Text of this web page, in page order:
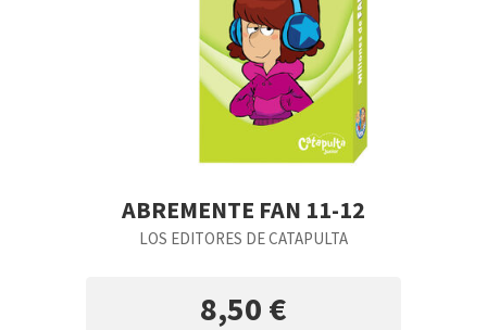
ABREMENTE FAN 11-12
LOS EDITORES DE CATAPULTA
8,50 €